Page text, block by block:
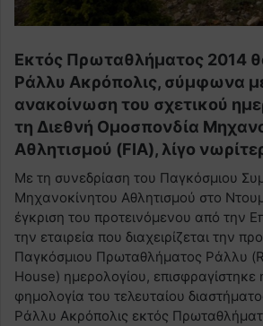
Εκτός Πρωταθλήματος 2014
Ράλλυ Ακρόπολις, σύμφωνα
ανακοίνωση του σχετικού
τη Διεθνή Ομοσπονδία
Αθλητισμού (FIA), λίγο
Με τη συνεδρίαση του Παγκόσμιου
Μηχανοκίνητου Αθλητισμού στο
έγκριση του προτεινόμενου από την
την εταιρεία που διαχειρίζεται την
Παγκόσμιου Πρωταθλήματος Ράλλυ
House) ημερολογίου, επισφραγίστηκε
φημολογία του τελευταίου
Ράλλυ Ακρόπολις εκτός